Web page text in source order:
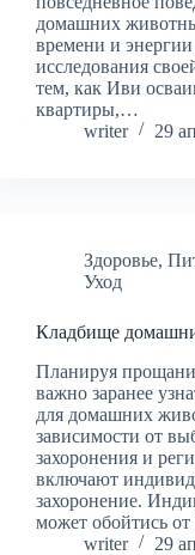
домашних
времени и
исследования
тем, как Иви
квартиры,…
writer
29
Здоровье,
Уход
Кладбище
Планируя
важно заранее
для домашних
зависимости от
захоронения и
включают
захоронение.
может обойтись
writer
29